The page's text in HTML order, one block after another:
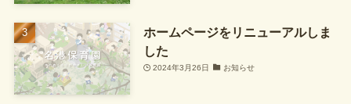
ホームページをリニューアルしま
した
2024年3月26日 お知らせ